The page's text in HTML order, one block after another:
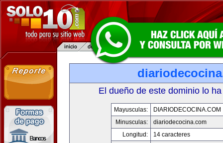
El dueño de este dominio lo
Mayusculas:
DIARIODECOCINA.COM
Minusculas:
diariodecocina.com
Longitud:
14 caracteres